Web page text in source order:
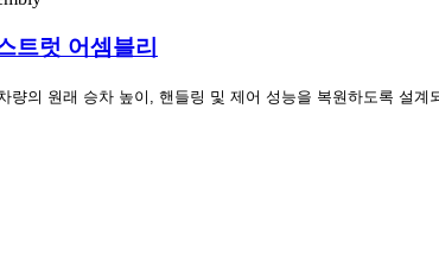
트럿 어셈블리
의 원래 승차 높이, 핸들링 및 제어 성능을 복원하도록 설계